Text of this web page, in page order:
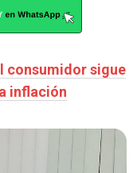
consumidor sigue
inflación